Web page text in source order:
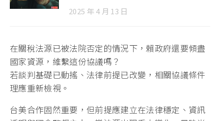
2025 年 4 月 13 日
在關稅法源已被法院否定的情況下，賴政府還要傾盡
國家資源，維繫這份協議嗎？
若談判基礎已動搖、法律前提已改變，相關協議條件
理應重新檢視。
台美合作固然重要，但前提應建立在法律穩定、資訊